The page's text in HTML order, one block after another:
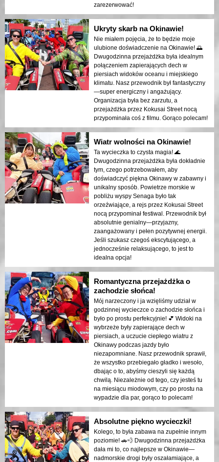
zarezerwować!
Ukryty skarb na Okinawie!
Nie miałem pojęcia, że to będzie moje
ulubione doświadczenie na Okinawie! 🌅
Dwugodzinna przejażdżka była idealnym
połączeniem zapierających dech w
piersiach widoków oceanu i miejskiego
klimatu. Nasz przewodnik był fantastyczny
—super energiczny i angażujący.
Organizacja była bez zarzutu, a
przejażdżka przez Kokusai Street nocą
przypominała coś z filmu. Gorąco polecam!
Wiatr wolności na Okinawie!
Ta wycieczka to czysta magia! 🌊
Dwugodzinna przejażdżka była dokładnie
tym, czego potrzebowałem, aby
doświadczyć piękna Okinawy w zabawny i
unikalny sposób. Powietrze morskie w
pobliżu wyspy Senaga było tak
orzeźwiające, a rejs przez Kokusai Street
nocą przypominał festiwal. Przewodnik był
absolutnie genialny—przyjazny,
zaangażowany i pełen pozytywnej energii.
Jeśli szukasz czegoś ekscytującego, a
jednocześnie relaksującego, to jest to
idealna opcja!
Romantyczna przejażdżka o
zachodzie słońca!
Mój narzeczony i ja wzięliśmy udział w
godzinnej wycieczce o zachodzie słońca i
było po prostu perfekcyjnie! 💕 Widoki na
wybrzeże były zapierające dech w
piersiach, a uczucie ciepłego wiatru z
Okinawy podczas jazdy było
niezapomniane. Nasz przewodnik sprawił,
że wszystko przebiegało gładko i wesoło,
dbając o to, abyśmy cieszyli się każdą
chwilą. Niezależnie od tego, czy jesteś tu
na miesiącu miodowym, czy po prostu na
wypadzie dla par, gorąco to polecam!
Absolutne piękno wycieczki!
Kolego, to była zabawa na zupełnie innym
poziomie! 🚗💨 Dwugodzinna przejażdżka
dała mi to, co najlepsze w Okinawie—
nadmorskie drogi były oszałamiające, a